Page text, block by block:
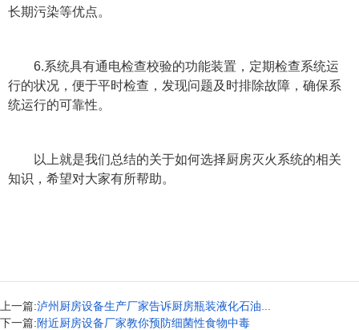
长期污染等优点。
6.系统具有通电检查校验的功能装置，定期检查系统运
行的状况，便于平时检查，发现问题及时排除故障，确保系
统运行的可靠性。
以上就是我们总结的关于如何选择厨房灭火系统的相关
知识，希望对大家有所帮助。
上一篇:泸州厨房设备生产厂家告诉厨房瓶装液化石油...
下一篇:附近厨房设备厂家教你预防细菌性食物中毒